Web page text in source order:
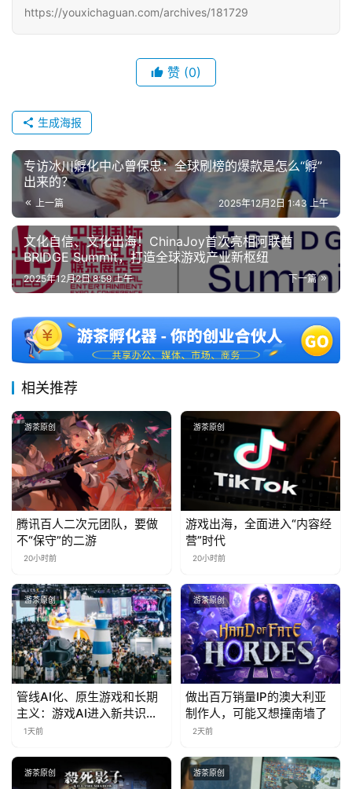
https://youxichaguan.com/archives/181729
赞 (0)
生成海报
专访冰川孵化中心曾保忠：全球刷榜的爆款是怎么“孵”
出来的？
上一篇 2025年12月2日 1:43 上午
文化自信、文化出海！ChinaJoy首次亮相阿联酋
BRIDGE Summit，打造全球游戏产业新枢纽
下一篇
2025年12月2日 8:59 上午
相关推荐
游茶原创
腾讯百人二次元团队，要做
不“保守”的二游
20小时前
游茶原创
游戏出海，全面进入“内容经
营”时代
20小时前
游茶原创
管线AI化、原生游戏和长期
主义：游戏AI进入新共识时
代
1天前
游茶原创
做出百万销量IP的澳大利亚
制作人，可能又想撞南墙了
2天前
游茶原创 游茶原创